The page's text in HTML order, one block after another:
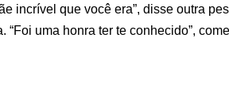
incrível que você era”, disse outra
“Foi uma honra ter te conhecido”,